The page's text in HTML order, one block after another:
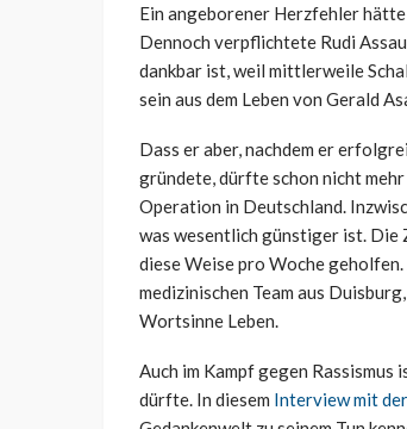
Ein angeborener Herzfehler
Dennoch verpflichtete Rudi
dankbar ist, weil mittlerweile
sein aus dem Leben von Gerald
Dass er aber, nachdem er
gründete, dürfte schon nicht
Operation in Deutschland.
was wesentlich günstiger ist. Die
diese Weise pro Woche geholfen.
medizinischen Team aus
Wortsinne Leben.
Auch im Kampf gegen Rassismus
dürfte. In diesem Interview mit